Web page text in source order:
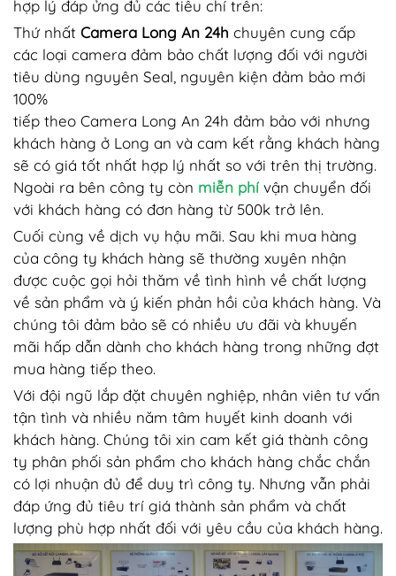
hợp lý đáp ửng đủ các tiêu chí trên:
Thứ nhất Camera Long An 24h chuyên cung cấp
các loại camera đảm bảo chất lượng đối với người
tiêu dùng nguyên Seal, nguyên kiện đảm bảo mới
100%
tiếp theo Camera Long An 24h đảm bảo với nhưng
khách hàng ở Long an và cam kết rằng khách hàng
sẽ có giá tốt nhất hợp lý nhất so với trên thị trường.
Ngoài ra bên công ty còn miễn phívận chuyển đối
với khách hàng có đơn hàng từ 500k trở lên.
Cuối cùng về dịch vụ hậu mãi. Sau khi mua hàng
của công ty khách hàng sẽ thường xuyên nhận
được cuộc gọi hỏi thăm về tình hình về chất lượng
về sản phẩm và ý kiến phản hồi của khách hàng. Và
chúng tôi đảm bảo sẽ có nhiều ưu đãi và khuyến
mãi hấp dẫn dành cho khách hàng trong những đợt
mua hàng tiếp theo.
Với đội ngũ lắp đặt chuyên nghiệp, nhân viên tư vấn
tận tình và nhiều năm tâm huyết kinh doanh với
khách hàng. Chúng tôi xin cam kết giá thành công
ty phân phối sản phẩm cho khách hàng chắc chắn
có lợi nhuận đủ để duy trì công ty. Nhưng vẫn phải
đáp ứng đủ tiêu trí giá thành sản phẩm và chất
lượng phù hợp nhất đối với yêu cầu của khách hàng.